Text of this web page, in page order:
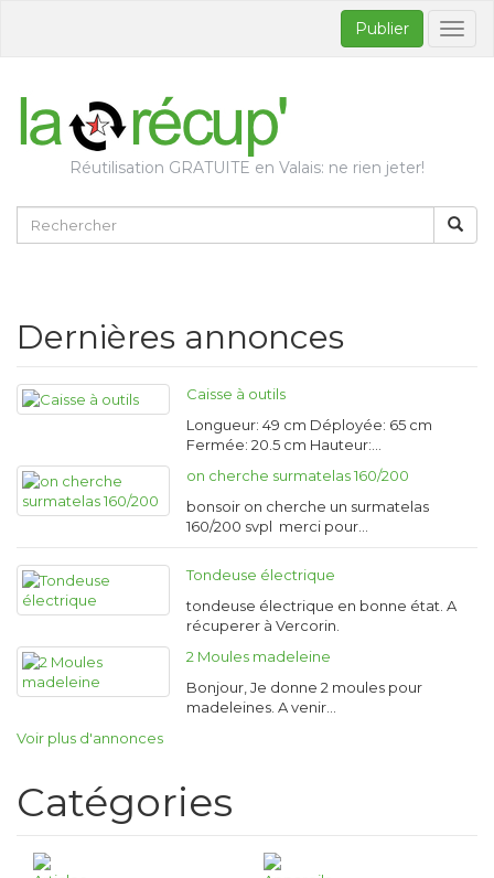
Publier
Réutilisation GRATUITE en Valais: ne rien jeter!
Dernières annonces
Caisse à outils
Longueur: 49 cm Déployée: 65 cm
Fermée: 20.5 cm Hauteur:…
on cherche surmatelas 160/200
bonsoir on cherche un surmatelas
160/200 svpl merci pour…
Tondeuse électrique
tondeuse électrique en bonne état. A
récuperer à Vercorin.
2 Moules madeleine
Bonjour, Je donne 2 moules pour
madeleines. A venir…
Voir plus d'annonces
Catégories